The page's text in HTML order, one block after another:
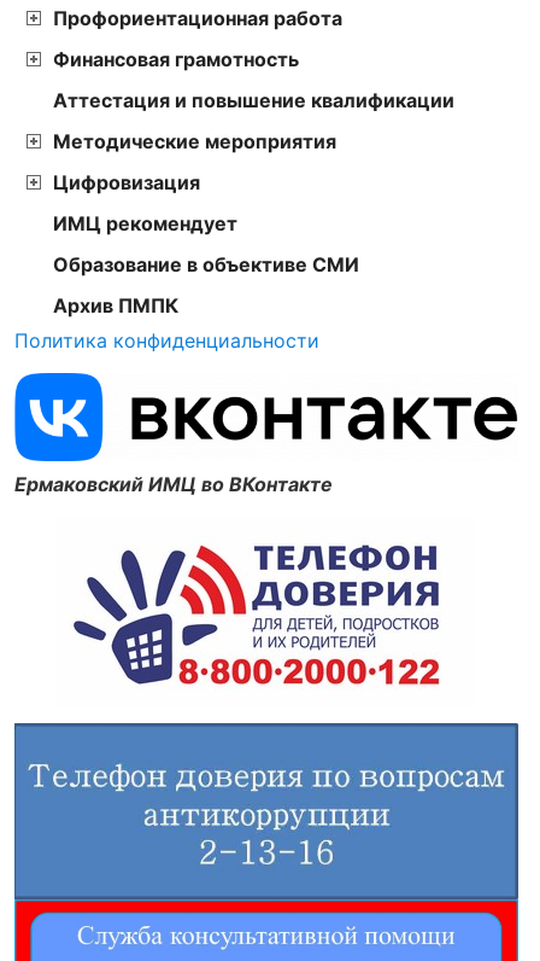
Профориентационная работа
Финансовая грамотность
Аттестация и повышение квалификации
Методические мероприятия
Цифровизация
ИМЦ рекомендует
Образование в объективе СМИ
Архив ПМПК
Политика конфиденциальности
Ермаковский ИМЦ во ВКонтакте